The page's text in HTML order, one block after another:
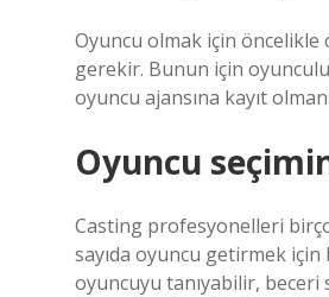
Oyuncu olmak için
gerekir. Bunun için
oyuncu ajansına kayıt
Oyuncu
Casting profesyonelleri
sayıda oyuncu getirmek
oyuncuyu tanıyabilir, beceri